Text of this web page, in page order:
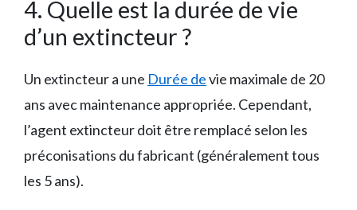
4. Quelle est la durée de vie
d’un extincteur ?
Un extincteur a une Durée devie maximale de 20
ans avec maintenance appropriée. Cependant,
l’agent extincteur doit être remplacé selon les
préconisations du fabricant (généralement tous
les 5 ans).